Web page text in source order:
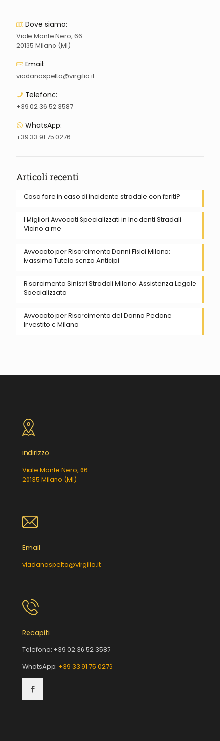
Dove siamo:
Viale Monte Nero, 66
20135 Milano (MI)
Email:
viadanaspelta@virgilio.it
Telefono:
+39 02 36 52 3587
WhatsApp:
+39 33 91 75 0276
Articoli recenti
Cosa fare in caso di incidente stradale con feriti?
I Migliori Avvocati Specializzati in Incidenti Stradali
Vicino a me
Avvocato per Risarcimento Danni Fisici Milano:
Massima Tutela senza Anticipi
Risarcimento Sinistri Stradali Milano: Assistenza Legale
Specializzata
Avvocato per Risarcimento del Danno Pedone
Investito a Milano
Indirizzo
Viale Monte Nero, 66
20135 Milano (MI)
Email
viadanaspelta@virgilio.it
Recapiti
Telefono: +39 02 36 52 3587
WhatsApp: +39 33 91 75 0276